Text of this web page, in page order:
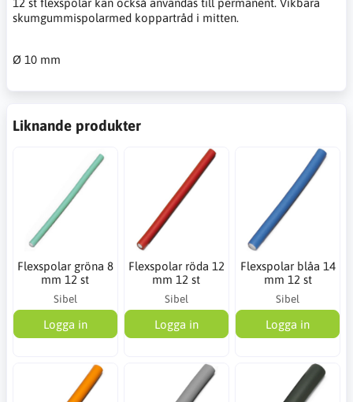
12 st flexspolar kan också användas till permanent. Vikbara
skumgummispolarmed koppartråd i mitten.
Ø 10 mm
Liknande produkter
Flexspolar gröna 8
mm 12 st
Sibel
Logga in
Flexspolar röda 12
mm 12 st
Sibel
Logga in
Flexspolar blåa 14
mm 12 st
Sibel
Logga in